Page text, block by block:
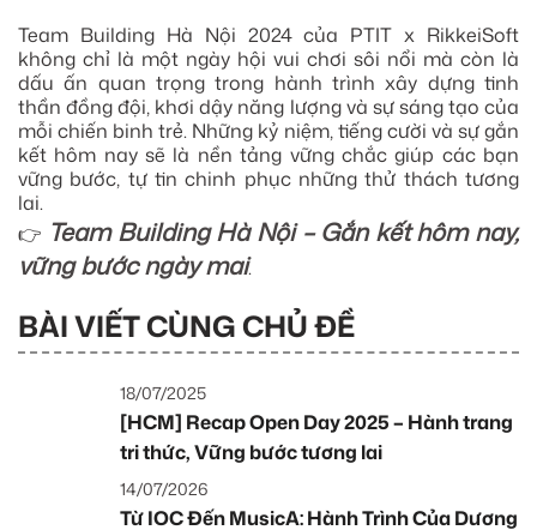
Team Building Hà Nội 2024 của PTIT x RikkeiSoft
không chỉ là một ngày hội vui chơi sôi nổi mà còn là
dấu ấn quan trọng trong hành trình xây dựng tinh
thần đồng đội, khơi dậy năng lượng và sự sáng tạo của
mỗi chiến binh trẻ. Những kỷ niệm, tiếng cười và sự gắn
kết hôm nay sẽ là nền tảng vững chắc giúp các bạn
vững bước, tự tin chinh phục những thử thách tương
lai.
👉 Team Building Hà Nội – Gắn kết hôm nay,
vững bước ngày mai.
BÀI VIẾT CÙNG CHỦ ĐỀ
18/07/2025
[HCM] Recap Open Day 2025 – Hành trang
tri thức, Vững bước tương lai
14/07/2026
Từ IOC Đến MusicA: Hành Trình Của Dương